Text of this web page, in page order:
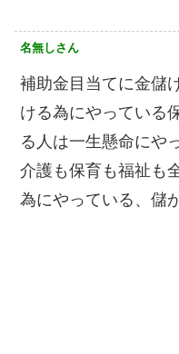
名無しさん
補助金目当てに金儲
ける為にやっている
る人は一生懸命にや
介護も保育も福祉も
為にやっている、儲